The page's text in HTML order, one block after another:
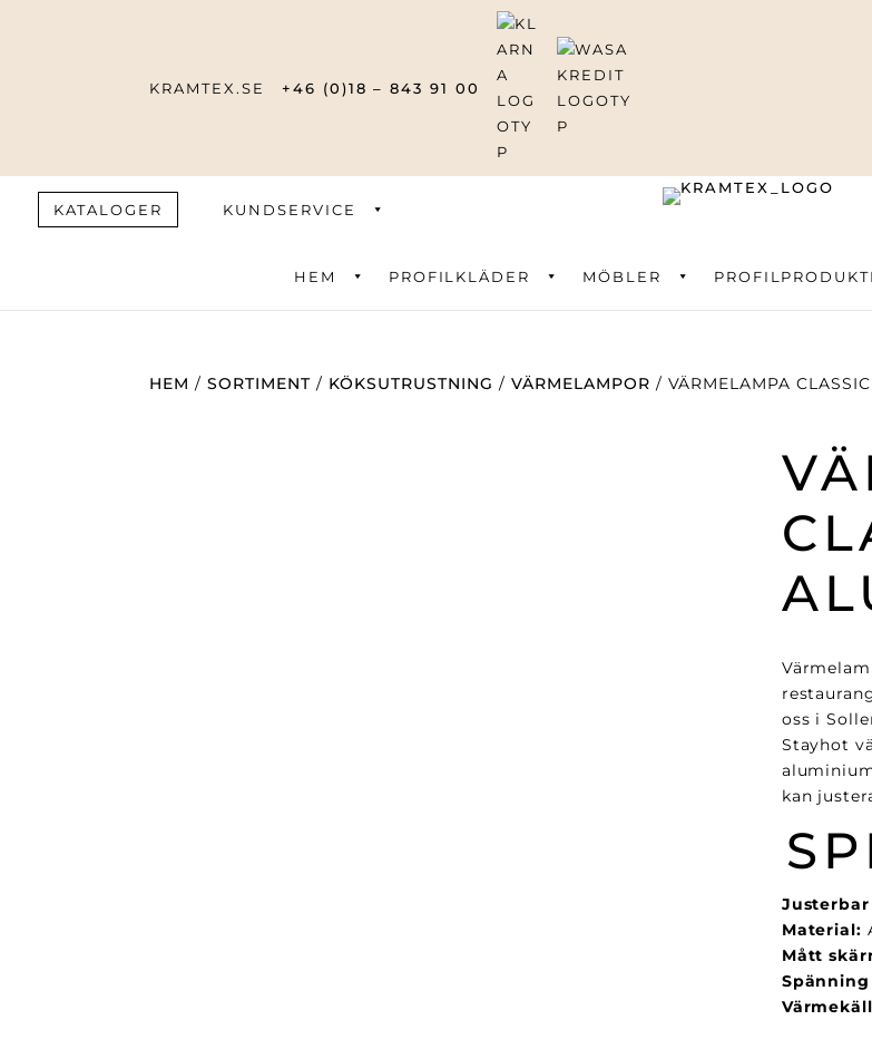
KRAMTEX.SE +46 (0)18 – 843 91 00
KATALOGER KUNDSERVICE
HEM PROFILKLÄDER MÖBLER
Produktsökning
HEM /SORTIMENT / KÖKSUTRUSTNING / VÄRMELAMPOR / VÄRMELAMPA
oss i
Stayhot
kan
Material:
Mått